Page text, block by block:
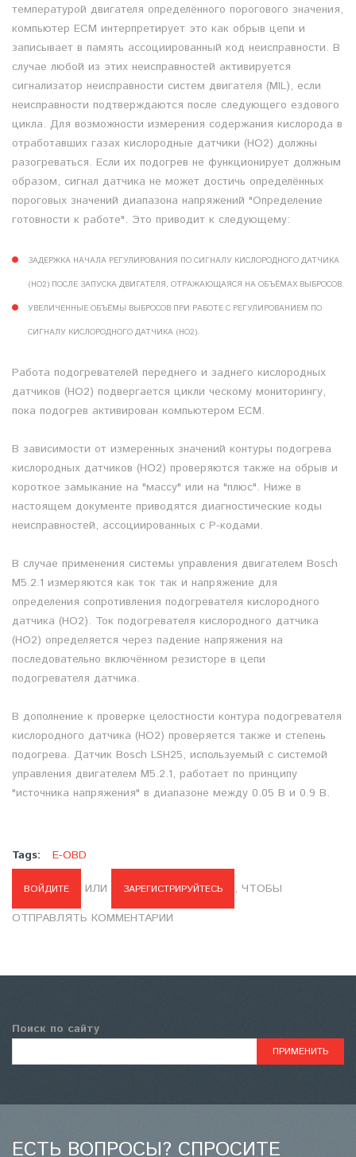
температурой двигателя определённого порогового значения,
компьютер ECM интерпретирует это как обрыв цепи и
записывает в память ассоциированный код неисправности. В
случае любой из этих неисправностей активируется
сигнализатор неисправности систем двигателя (MIL), если
неисправности подтверждаются после следующего ездового
цикла. Для возможности измерения содержания кислорода в
отработавших газах кислородные датчики (HO2) должны
разогреваться. Если их подогрев не функционирует должным
образом, сигнал датчика не может достичь определённых
пороговых значений диапазона напряжений "Определение
готовности к работе". Это приводит к следующему:
ЗАДЕРЖКА НАЧАЛА РЕГУЛИРОВАНИЯ ПО СИГНАЛУ КИСЛОРОДНОГО ДАТЧИКА
(HO2) ПОСЛЕ ЗАПУСКА ДВИГАТЕЛЯ, ОТРАЖАЮЩАЯСЯ НА ОБЪЁМАХ ВЫБРОСОВ.
УВЕЛИЧЕННЫЕ ОБЪЁМЫ ВЫБРОСОВ ПРИ РАБОТЕ С РЕГУЛИРОВАНИЕМ ПО
СИГНАЛУ КИСЛОРОДНОГО ДАТЧИКА (HO2).
Работа подогревателей переднего и заднего кислородных
датчиков (HO2) подвергается цикли ческому мониторингу,
пока подогрев активирован компьютером ECM.
В зависимости от измеренных значений контуры подогрева
кислородных датчиков (HO2) проверяются также на обрыв и
короткое замыкание на "массу" или на "плюс". Ниже в
настоящем документе приводятся диагностические коды
неисправностей, ассоциированных с Р-кодами.
В случае применения системы управления двигателем Bosch
M5.2.1 измеряются как ток так и напряжение для
определения сопротивления подогревателя кислородного
датчика (HO2). Ток подогревателя кислородного датчика
(HO2) определяется через падение напряжения на
последовательно включённом резисторе в цепи
подогревателя датчика.
В дополнение к проверке целостности контура подогревателя
кислородного датчика (HO2) проверяется также и степень
подогрева. Датчик Bosch LSH25, используемый с системой
управления двигателем M5.2.1, работает по принципу
"источника напряжения" в диапазоне между 0.05 В и 0.9 В.
Tags: E-OBD
ВОЙДИТЕ ИЛИ ЗАРЕГИСТРИРУЙТЕСЬ
, ЧТОБЫ
ОТПРАВЛЯТЬ КОММЕНТАРИИ
Поиск по сайту
ЕСТЬ ВОПРОСЫ? СПРОСИТЕ